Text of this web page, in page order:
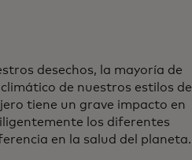
desechos, la mayoría de
de nuestros estilos de
tiene un grave impacto en
los diferentes
en la salud del planeta.